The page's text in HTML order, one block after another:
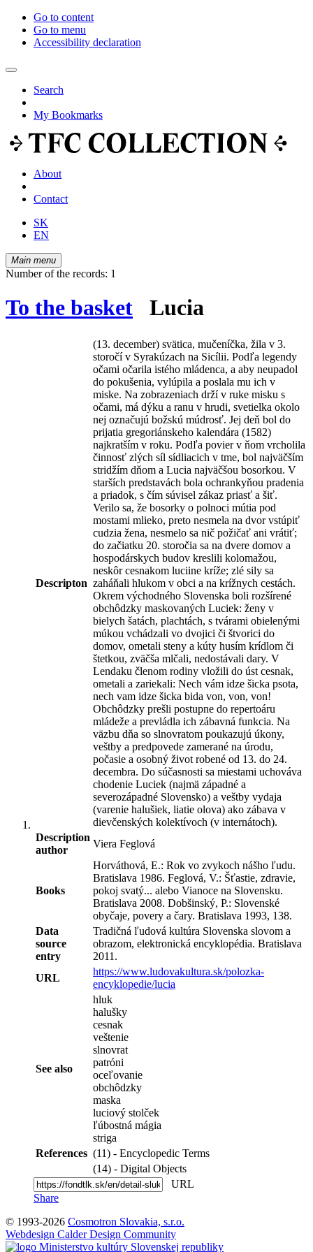
Go to content
Go to menu
Accessibility declaration
Search
My Bookmarks
About
Contact
SK
EN
Main menu
Number of the records: 1
To the basket Lucia
Descripton
(13. december) svätica, mučeníčka, žila v 3.
storočí v Syrakúzach na Sicílii. Podľa legendy
očami očarila istého mládenca, a aby neupadol
do pokušenia, vylúpila a poslala mu ich v
miske. Na zobrazeniach drží v ruke misku s
očami, má dýku a ranu v hrudi, svetielka okolo
nej označujú božskú múdrosť. Jej deň bol do
prijatia gregoriánskeho kalendára (1582)
najkratším v roku. Podľa povier v ňom vrcholila
činnosť zlých síl sídliacich v tme, bol najväčším
stridžím dňom a Lucia najväčšou bosorkou. V
starších predstavách bola ochrankyňou pradenia
a priadok, s čím súvisel zákaz priasť a šiť.
Verilo sa, že bosorky o polnoci mútia pod
mostami mlieko, preto nesmela na dvor vstúpiť
cudzia žena, nesmelo sa nič požičať ani vrátiť;
do začiatku 20. storočia sa na dvere domov a
hospodárskych budov kreslili kolomažou,
neskôr cesnakom luciine kríže; zlé sily sa
zaháňali hlukom v obci a na krížnych cestách.
Okrem východného Slovenska boli rozšírené
obchôdzky maskovaných Luciek: ženy v
bielych šatách, plachtách, s tvárami obielenými
múkou vchádzali vo dvojici či štvorici do
domov, ometali steny a kúty husím krídlom či
štetkou, zväčša mlčali, nedostávali dary. V
Lendaku členom rodiny vložili do úst cesnak,
ometali a zariekali: Nech vám idze šicka psota,
nech vam idze šicka bida von, von, von!
Obchôdzky prešli postupne do repertoáru
mládeže a prevládla ich zábavná funkcia. Na
väzbu dňa so slnovratom poukazujú úkony,
veštby a predpovede zamerané na úrodu,
počasie a osobný život robené od 13. do 24.
decembra. Do súčasnosti sa miestami uchováva
chodenie Luciek (najmä západné a
severozápadné Slovensko) a veštby vydaja
(varenie halušiek, liatie olova) ako zábava v
dievčenských kolektívoch (v internátoch).
Description
author
Viera Feglová
Books
Horváthová, E.: Rok vo zvykoch nášho ľudu.
Bratislava 1986. Feglová, V.: Šťastie, zdravie,
pokoj svatý... alebo Vianoce na Slovensku.
Bratislava 2008. Dobšinský, P.: Slovenské
obyčaje, povery a čary. Bratislava 1993, 138.
Data
source
entry
Tradičná ľudová kultúra Slovenska slovom a
obrazom, elektronická encyklopédia. Bratislava
2011.
URL
https://www.ludovakultura.sk/polozka-
encyklopedie/lucia
See also
hluk
halušky
cesnak
veštenie
slnovrat
patróni
oceľovanie
obchôdzky
maska
luciový stolček
ľúbostná mágia
striga
References (11) - Encyclopedic Terms
(14) - Digital Objects
URL
Share
© 1993-2026 Cosmotron Slovakia, s.r.o.
Webdesign Calder Design Community